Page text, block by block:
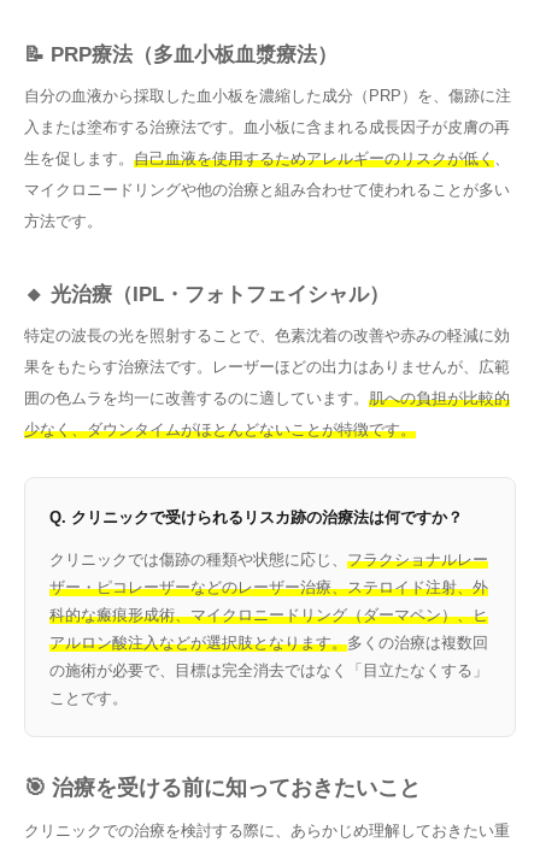
📝 PRP療法（多血小板血漿療法）
自分の血液から採取した血小板を濃縮した成分（PRP）を、傷跡に注
入または塗布する治療法です。血小板に含まれる成長因子が皮膚の再
生を促します。 自己血液を使用するためアレルギーのリスクが低く
マイクロニードリングや他の治療と組み合わせて使われることが多い
方法です。
🔸 光治療（IPL・フォトフェイシャル）
特定の波長の光を照射することで、色素沈着の改善や赤みの軽減に効
果をもたらす治療法です。レーザーほどの出力はありませんが、広範
囲の色ムラを均一に改善するのに適しています。 肌への負担が比較的
少なく、ダウンタイムがほとんどないことが特徴です。
Q. クリニックで受けられるリスカ跡の治療法は何ですか？
クリニックでは傷跡の種類や状態に応じ、 フラクショナルレー
ザー・ピコレーザーなどのレーザー治療、ステロイド注射、外
科的な瘢痕形成術、マイクロニードリング（ダーマペン）、ヒ
アルロン酸注入などが選択肢となります。多くの治療は複数回
の施術が必要で、目標は完全消去ではなく「目立たなくする」
ことです。
🎯 治療を受ける前に知っておきたいこと
クリニックでの治療を検討する際に、あらかじめ理解しておきたい重